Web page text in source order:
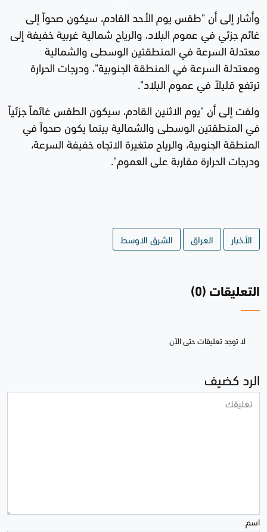
وأشار إلى أن "طقس يوم الأحد القادم، سيكون صحواً إلى
غائم جزئي في عموم البلاد، والرياح شمالية غربية خفيفة إلى
معتدلة السرعة في المنطقتين الوسطى والشمالية
ومعتدلة السرعة في المنطقة الجنوبية"، ودرجات الحرارة
ترتفع قليلاً في عموم البلاد".
ولفت إلى أن "يوم الاثنين القادم، سيكون الطقس غائماً جزئياً
في المنطقتين الوسطى والشمالية بينما يكون صحواً في
المنطقة الجنوبية، والرياح متغيرة الاتجاه خفيفة السرعة،
ودرجات الحرارة مقاربة على العموم".
الأخبار العراق الشرق الاوسط
التعليقات (0)
لا توجد تعليقات حتى الآن
الرد كضيف
اسم